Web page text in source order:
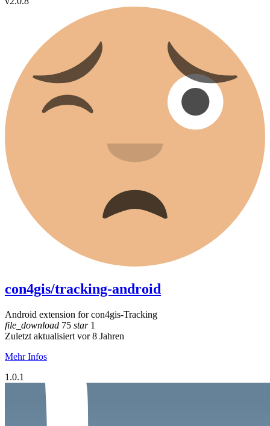
con4gis/tracking-android
Android extension for con4gis-Tracking
file_download 75 star1
Zuletzt aktualisiert vor 8 Jahren
Mehr Infos
1.0.1